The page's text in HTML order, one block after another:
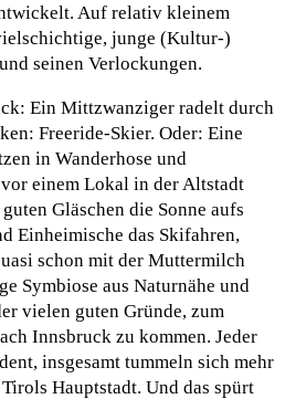
Auf relativ kleinem
junge (Kultur-)
seinen Verlockungen.
Ein Mittzwanziger radelt durch
Freeride-Skier. Oder: Eine
in Wanderhose und
einem Lokal in der Altstadt
Gläschen die Sonne aufs
Einheimische das Skifahren,
schon mit der Muttermilch
Symbiose aus Naturnähe und
vielen guten Gründe, zum
Innsbruck zu kommen. Jeder
insgesamt tummeln sich mehr
Hauptstadt. Und das spürt